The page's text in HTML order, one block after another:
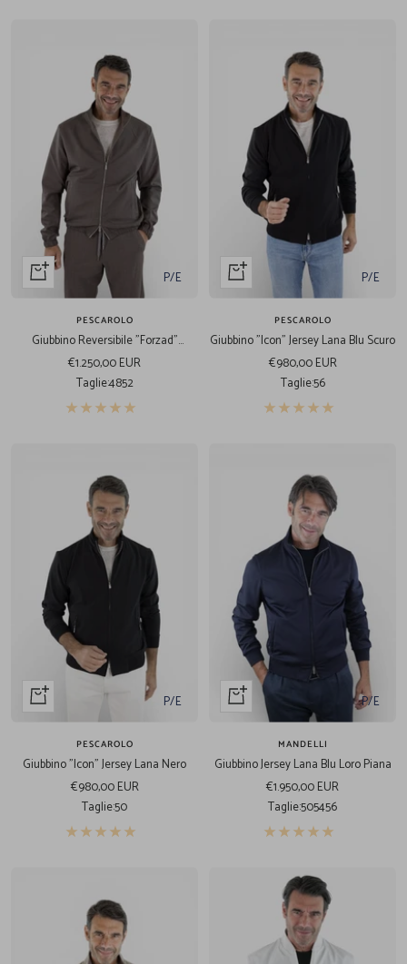
P/E
Acquista
veloce
PESCAROLO
Giubbino Reversibile "Forzad"
Lana/Tecnico Tortora
Prezzo
vendita
€1.250,00 EUR
Taglie:4852
P/E
Acquista
veloce
PESCAROLO
Giubbino "Icon" Jersey Lana Blu Scuro
Prezzo
vendita
€980,00 EUR
Taglie:56
P/E
Acquista
veloce
PESCAROLO
Giubbino "Icon" Jersey Lana Nero
Prezzo
vendita
€980,00 EUR
Taglie:50
P/E
Acquista
MANDELLI
Giubbino Jersey Lana Blu Loro Piana
Prezzo
di
vendita
€1.950,00 EUR
Taglie:505456